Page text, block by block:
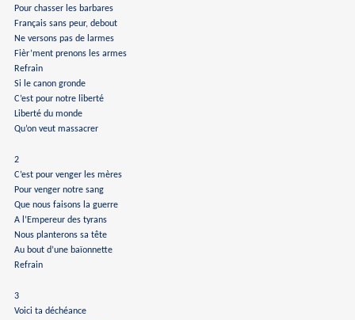
Pour chasser les barbares
Français sans peur, debout
Ne versons pas de larmes
Fièr’ment prenons les armes
Refrain
Si le canon gronde
C’est pour notre liberté
Liberté du monde
Qu’on veut massacrer
2
C’est pour venger les mères
Pour venger notre sang
Que nous faisons la guerre
A l’Empereur des tyrans
Nous planterons sa tête
Au bout d’une baïonnette
Refrain
3
Voici ta déchéance